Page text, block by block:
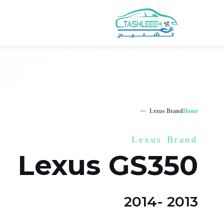
Home
Lexus Brand
Lexus Brand
Lexus GS350
2013 -2014